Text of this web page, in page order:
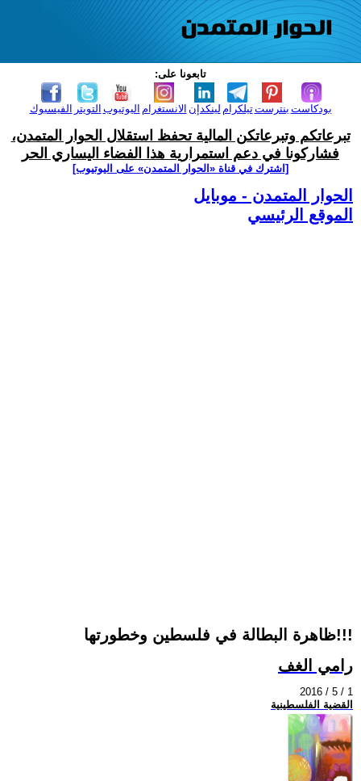
تابعونا على:
الفيسبوك التويتر اليوتيوب الانستغرام لينكدإن تيلكرامبنترست بودكاست
تبرعاتكم وتبرعاتكن المالية تحفظ استقلال الحوار المتمدن،
فشاركونا في دعم استمرارية هذا الفضاء اليساري الحر
[اشترك في قناة ‫«الحوار المتمدن» على اليوتيوب]
الحوار المتمدن - موبايل
الموقع الرئيسي
ظاهرة البطالة في فلسطين وخطورتها!!!
رامي الغف
2016 / 5 / 1
القضية الفلسطينية